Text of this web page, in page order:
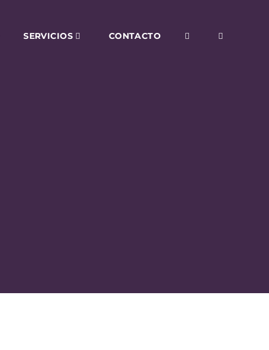
SERVICIOS CONTACTO